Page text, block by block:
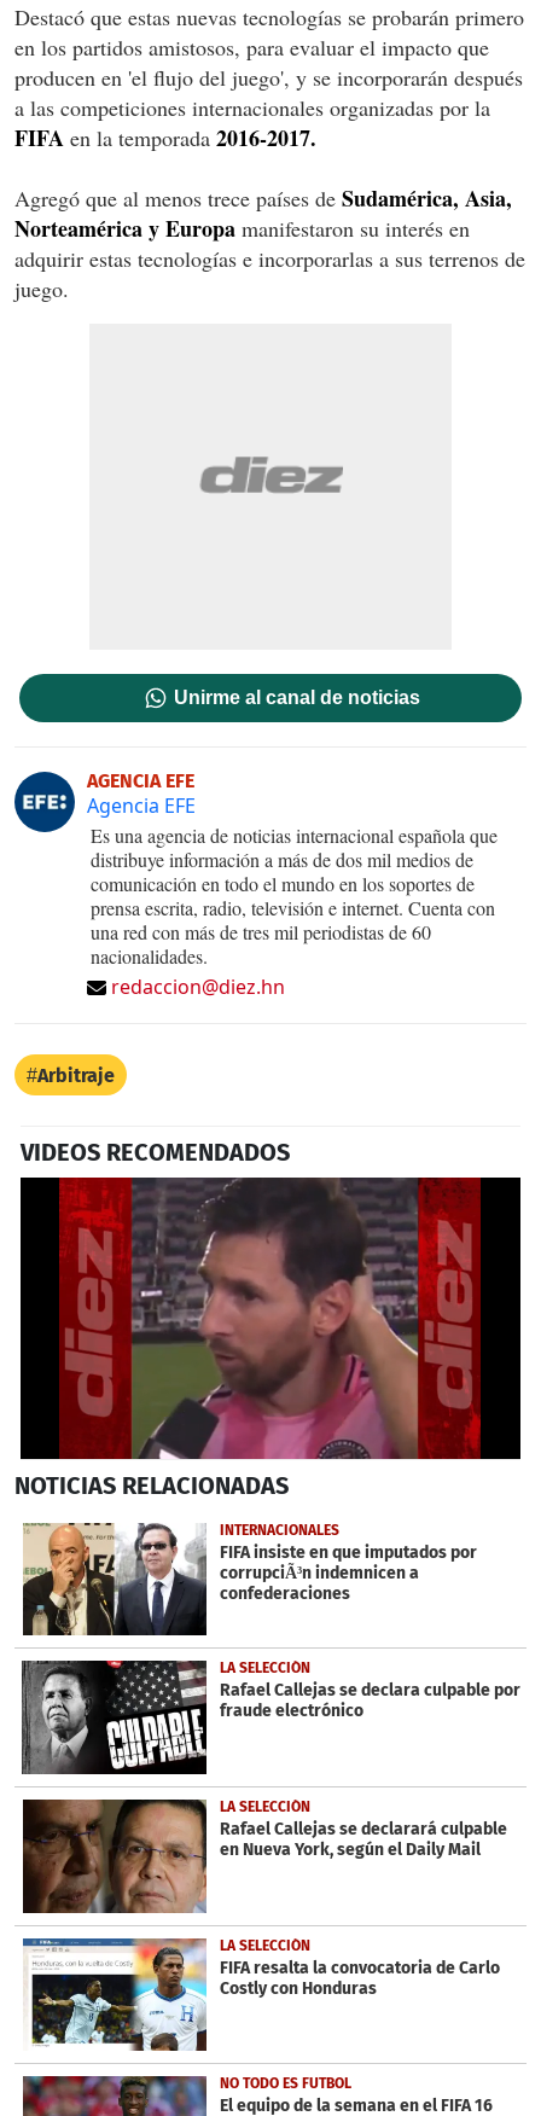
Destacó que estas nuevas tecnologías se probarán primero
en los partidos amistosos, para evaluar el impacto que
producen en 'el flujo del juego', y se incorporarán después
a las competiciones internacionales organizadas por la
FIFA en la temporada 2016-2017.
Agregó que al menos trece países de Sudamérica, Asia,
Norteamérica y Europa manifestaron su interés en
adquirir estas tecnologías e incorporarlas a sus terrenos de
juego.
Unirme al canal de noticias
AGENCIA EFE
Agencia EFE
Es una agencia de noticias internacional española que
distribuye información a más de dos mil medios de
comunicación en todo el mundo en los soportes de
prensa escrita, radio, televisión e internet. Cuenta con
una red con más de tres mil periodistas de 60
nacionalidades.
redaccion@diez.hn
Arbitraje
VIDEOS RECOMENDADOS
seconds
42
seconds
NOTICIAS RELACIONADAS
INTERNACIONALES
FIFA insiste en que imputados por
corrupciÃ³n indemnicen a
confederaciones
LA SELECCIÓN
Rafael Callejas se declara culpable por
fraude electrónico
LA SELECCIÓN
Rafael Callejas se declarará culpable
en Nueva York, según el Daily Mail
LA SELECCIÓN
FIFA resalta la convocatoria de Carlo
Costly con Honduras
NO TODO ES FUTBOL
El equipo de la semana en el FIFA 16